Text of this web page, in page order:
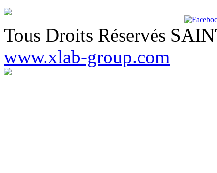
Tous Droits Réservés
www.xlab-group.com